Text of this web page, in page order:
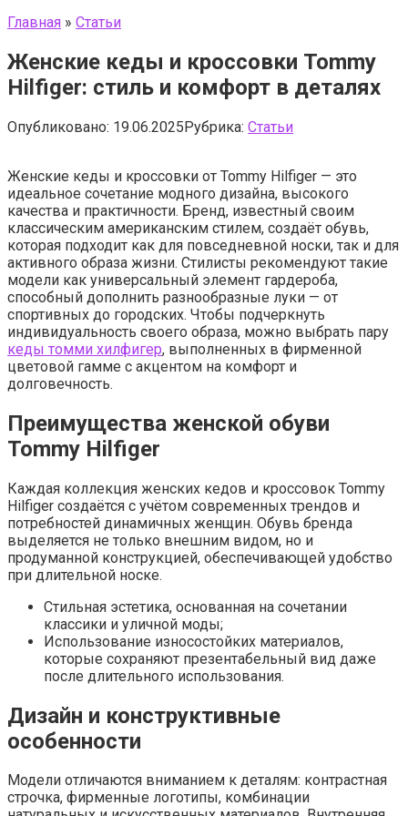
Главная » Статьи
Женские кеды и кроссовки Tommy
Hilfiger: стиль и комфорт в деталях
Опубликовано: 19.06.2025Рубрика: Статьи
Женские кеды и кроссовки от Tommy Hilfiger — это
идеальное сочетание модного дизайна, высокого
качества и практичности. Бренд, известный своим
классическим американским стилем, создаёт обувь,
которая подходит как для повседневной носки, так и для
активного образа жизни. Стилисты рекомендуют такие
модели как универсальный элемент гардероба,
способный дополнить разнообразные луки — от
спортивных до городских. Чтобы подчеркнуть
индивидуальность своего образа, можно выбрать пару
кеды томми хилфигер, выполненных в фирменной
цветовой гамме с акцентом на комфорт и
долговечность.
Преимущества женской обуви
Tommy Hilfiger
Каждая коллекция женских кедов и кроссовок Tommy
Hilfiger создаётся с учётом современных трендов и
потребностей динамичных женщин. Обувь бренда
выделяется не только внешним видом, но и
продуманной конструкцией, обеспечивающей удобство
при длительной носке.
Стильная эстетика, основанная на сочетании
классики и уличной моды;
Использование износостойких материалов,
которые сохраняют презентабельный вид даже
после длительного использования.
Дизайн и конструктивные
особенности
Модели отличаются вниманием к деталям: контрастная
строчка, фирменные логотипы, комбинации